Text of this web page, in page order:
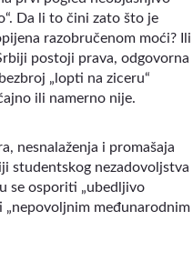
Da li to čini zato što je
razobručenom moći? Ili
postoji prava, odgovorna
„lopti na ziceru“
ili namerno nije.
nesnalaženja i promašaja
studentskog nezadovoljstva
se osporiti „ubedljivo
međunarodnim